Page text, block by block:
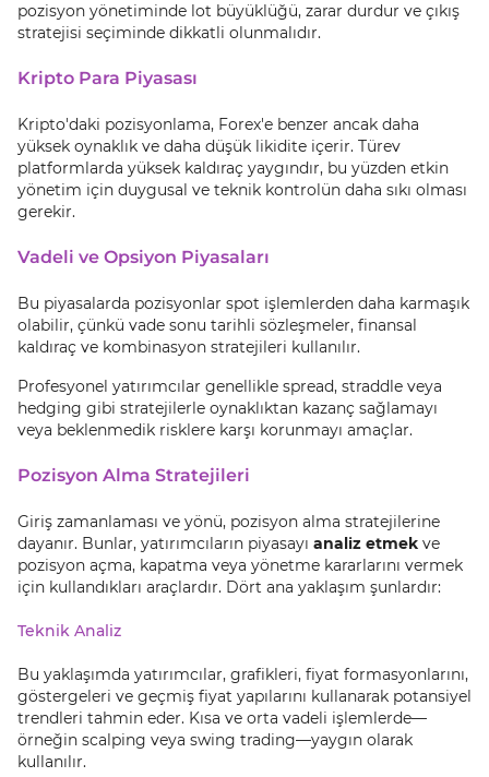
pozisyon yönetiminde lot büyüklüğü, zarar durdur ve çıkış
stratejisi seçiminde dikkatli olunmalıdır.
Kripto Para Piyasası
Kripto'daki pozisyonlama, Forex'e benzer ancak daha
yüksek oynaklık ve daha düşük likidite içerir. Türev
platformlarda yüksek kaldıraç yaygındır, bu yüzden etkin
yönetim için duygusal ve teknik kontrolün daha sıkı olması
gerekir.
Vadeli ve Opsiyon Piyasaları
Bu piyasalarda pozisyonlar spot işlemlerden daha karmaşık
olabilir, çünkü vade sonu tarihli sözleşmeler, finansal
kaldıraç ve kombinasyon stratejileri kullanılır.
Profesyonel yatırımcılar genellikle spread, straddle veya
hedging gibi stratejilerle oynaklıktan kazanç sağlamayı
veya beklenmedik risklere karşı korunmayı amaçlar.
Pozisyon Alma Stratejileri
Giriş zamanlaması ve yönü, pozisyon alma stratejilerine
dayanır. Bunlar, yatırımcıların piyasayı analiz etmek ve
pozisyon açma, kapatma veya yönetme kararlarını vermek
için kullandıkları araçlardır. Dört ana yaklaşım şunlardır:
Teknik Analiz
Bu yaklaşımda yatırımcılar, grafikleri, fiyat formasyonlarını,
göstergeleri ve geçmiş fiyat yapılarını kullanarak potansiyel
trendleri tahmin eder. Kısa ve orta vadeli işlemlerde—
örneğin scalping veya swing trading—yaygın olarak
kullanılır.